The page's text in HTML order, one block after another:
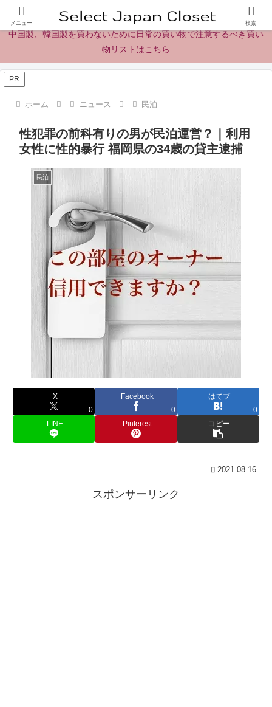
日本製の商品、製品、食品レビューとニュース
中国製、韓国製を買わないために日常の買い物で注意するべき買い
物リストはこちら
PR
ホーム ニュース 民泊
性犯罪の前科有りの男が民泊運営？｜利用
女性に性的暴行 福岡県の34歳の貸主逮捕
民泊
X
0
Facebook
0
はてブ
0
LINE
Pinterest コピー
2021.08.16
スポンサーリンク
メニュー 検索